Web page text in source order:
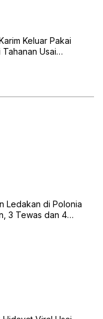
Keluar Pakai
Tahanan Usai
Ledakan di Polonia
3 Tewas dan 4